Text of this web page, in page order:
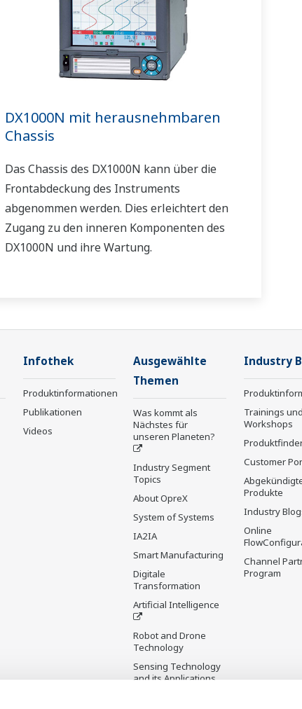
DX1000N mit herausnehmbaren
Chassis
Das Chassis des DX1000N kann über die
Frontabdeckung des Instruments
abgenommen werden. Dies erleichtert den
Zugang zu den inneren Komponenten des
DX1000N und ihre Wartung.
Infothek
Produktinformationen
Publikationen
Videos
Ausgewählte
Themen
Was kommt als
Nächstes für
unseren Planeten?
Industry Segment
Topics
About OpreX
System of Systems
IA2IA
Smart Manufacturing
Digitale
Transformation
Artificial Intelligence
Robot and Drone
Technology
Sensing Technology
and its Applications
Industry
Trainings und
Workshops
Customer
Produkte
Industry
Online
Channel
Program